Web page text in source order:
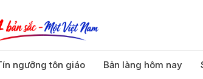
ngưỡng tôn giáo Bản làng hôm nay
Gửi bình luận